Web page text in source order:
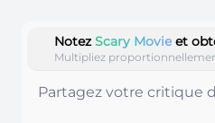
NotezScary Movie et
Multipliez